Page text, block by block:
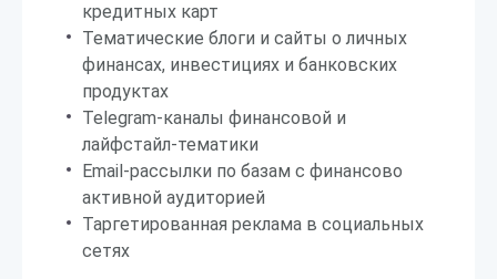
кредитных карт
Тематические блоги и сайты о личных
финансах, инвестициях и банковских
продуктах
Telegram-каналы финансовой и
лайфстайл-тематики
Email-рассылки по базам с финансово
активной аудиторией
Таргетированная реклама в социальных
сетях